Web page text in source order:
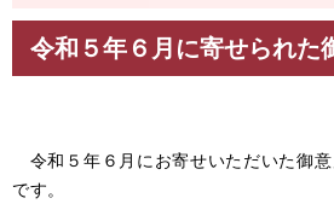
頭
す文
令和５年６月に寄せられた
令和５年６月にお寄せいただいた御
です。